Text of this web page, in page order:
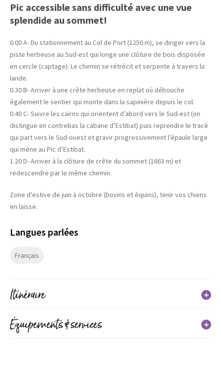
Pic accessible sans difficulté avec une vue
splendide au sommet!
0.00 A- Du stationnement au Col de Port (1250 m), se diriger vers la
piste herbeuse au Sud-est qui longe une clôture de bois disposée
en cercle (captage). Le chemin se rétrécit et serpente à travers la
lande.
0.30 B- Arriver à une crête herbeuse en replat où débouche
également le sentier qui monte dans la sapinière depuis le col.
0.40 C- Suivre les cairns qui orientent d’abord vers le Sud-est (on
distingue en contrebas la cabane d’Estibat) puis reprendre le tracé
qui part vers le Sud-ouest et gravir progressivement l’épaule large
qui mène au Pic d’Estibat.
1.20 D- Arriver à la clôture de crête du sommet (1663 m) et
redescendre par le même chemin.
Zone d'estive de juin à octobre (bovins et équins), tenir vos chiens
en laisse.
Langues parlées
Français
Itinéraire
En détail
Équipements & services